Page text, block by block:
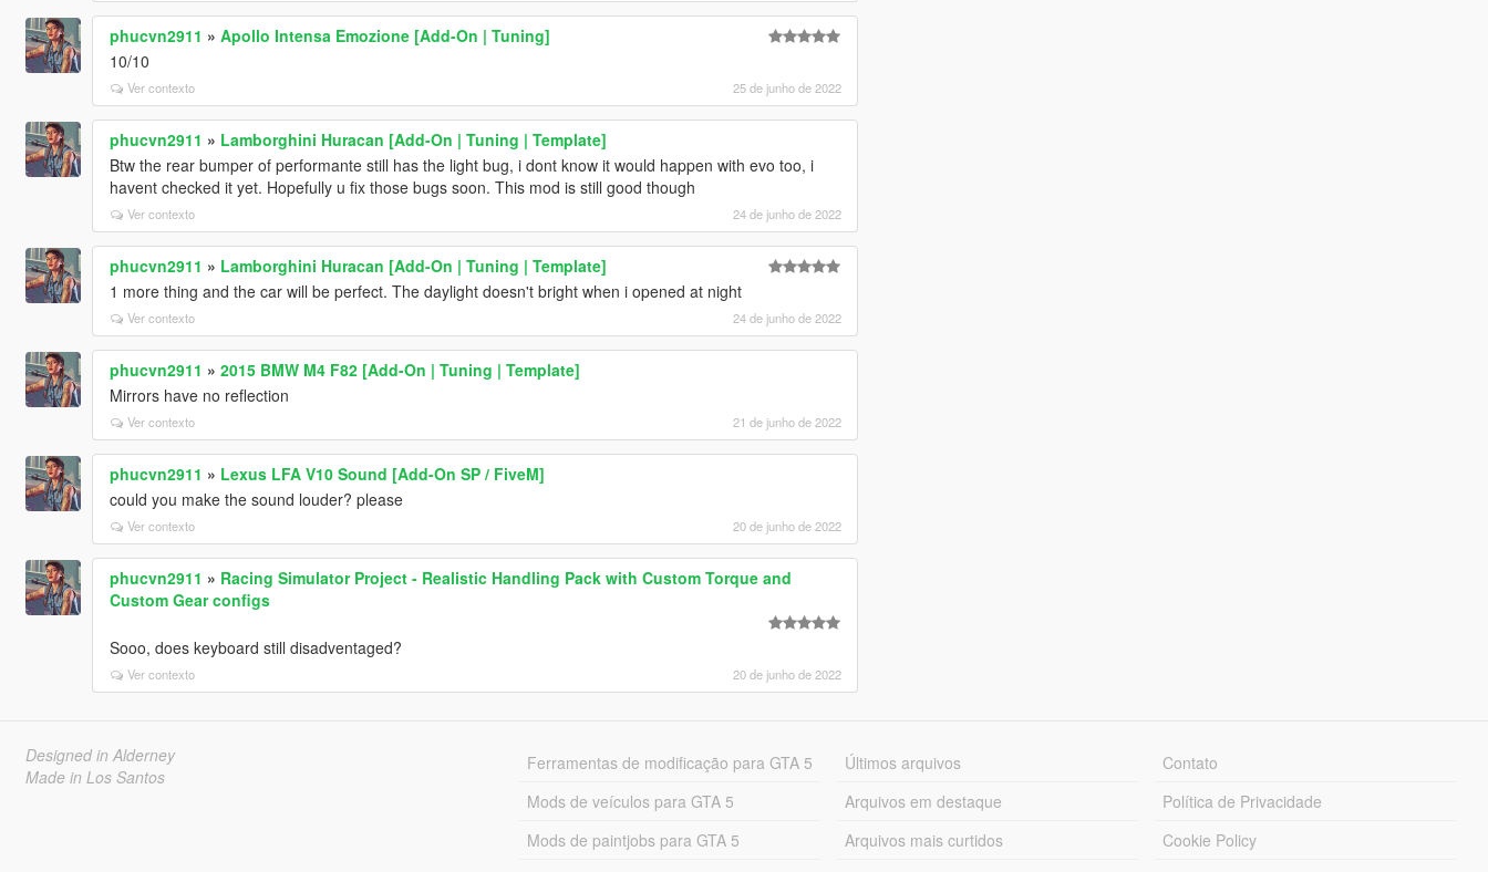
phucvn2911 » Apollo Intensa Emozione [Add-On | Tuning]
10/10
Ver contexto 25 de junho de 2022
phucvn2911 » Lamborghini Huracan [Add-On | Tuning | Template]
Btw the rear bumper of performante still has the light bug, i dont know it would happen with evo too, i
havent checked it yet. Hopefully u fix those bugs soon. This mod is still good though
Ver contexto 24 de junho de 2022
phucvn2911 » Lamborghini Huracan [Add-On | Tuning | Template]
1 more thing and the car will be perfect. The daylight doesn't bright when i opened at night
Ver contexto 24 de junho de 2022
phucvn2911 » 2015 BMW M4 F82 [Add-On | Tuning | Template]
Mirrors have no reflection
Ver contexto 21 de junho de 2022
phucvn2911 » Lexus LFA V10 Sound [Add-On SP / FiveM]
could you make the sound louder? please
Ver contexto 20 de junho de 2022
phucvn2911 » Racing Simulator Project - Realistic Handling Pack with Custom Torque and
Custom Gear configs
Sooo, does keyboard still disadventaged?
Ver contexto 20 de junho de 2022
Designed in Alderney
Made in Los Santos
Ferramentas de modificação para GTA 5
Mods de veículos para GTA 5
Mods de paintjobs para GTA 5
Últimos arquivos
Arquivos em destaque
Arquivos mais curtidos
Contato
Política de Privacidade
Cookie Policy